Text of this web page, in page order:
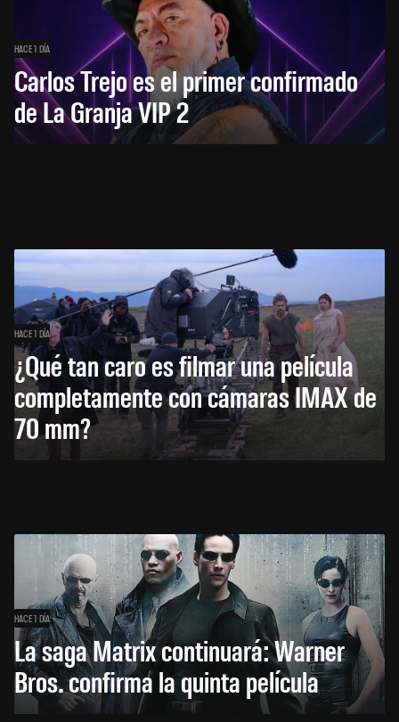
HACE 1 DÍA
Carlos Trejo es el primer confirmado
de La Granja VIP 2
HACE 1 DÍA
¿Qué tan caro es filmar una película
completamente con cámaras IMAX de
70 mm?
HACE 1 DÍA
La saga Matrix continuará: Warner
Bros. confirma la quinta película